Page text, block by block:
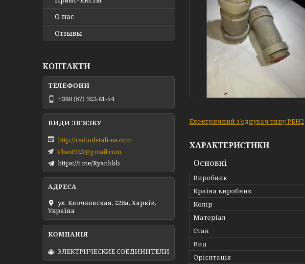
Електричний з'єднувач типу РБН2
ХАРАКТЕРИСТИКИ
Основні
Виробник
Країна виробник
Колір
Матеріал
Стан
Вид
Орієнтація
О нас
Отзывы
КОНТАКТИ
+380 (67) 922-81-54
http://radiodetali-ua.com
vbest923@gmail.com
https://t.me/Ryanhkb
ул. Клочковская, 226а, Харків,
Україна
ЭЛЕКТРИЧЕСКИЕ СОЕДИНИТЕЛИ